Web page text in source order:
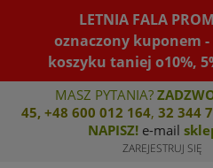
LETNIA FALA
oznaczony kuponem -
koszyku taniej o10%,
MASZ PYTANIA?
45, +48 600 012 164, 32 344
NAPISZ! e-mail
ZAREJESTRUJ SIĘ